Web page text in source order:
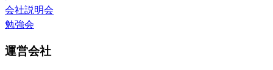
会社説明会
勉強会
運営会社